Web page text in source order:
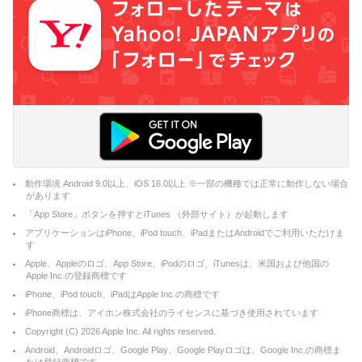
動作環境 Android 9.0以上、iOS 16.0以上 ※一部の機種では正常に動作しない場合
があります
「App Store」ボタンを押すとiTunes （外部サイト）が起動します
アプリケーションはiPhone、iPod touch、iPadまたはAndroidでご利用いただけま
す
Apple、Appleのロゴ、App Store、iPodのロゴ、iTunesは、米国および他国の
Apple Inc.の登録商標です
iPhone、iPod touch、iPadはApple Inc.の商標です
iPhone商標は、アイホン株式会社のライセンスに基づき使用されています
Copyright (C) 2026Apple Inc. All rights reserved.
Android、Androidロゴ、Google Play、Google Playロゴは、Google Inc.の商標ま